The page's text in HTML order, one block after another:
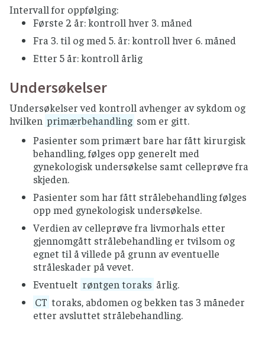
Intervall for oppfølging:
Første 2 år: kontroll hver 3. måned
Fra 3. til og med 5. år: kontroll hver 6. måned
Etter 5 år: kontroll årlig
Undersøkelser
Undersøkelser ved kontroll avhenger av sykdom og
hvilken primærbehandling som er gitt.
Pasienter som primært bare har fått kirurgisk
behandling, følges opp generelt med
gynekologisk undersøkelse samt celleprøve fra
skjeden.
Pasienter som har fått strålebehandling følges
opp med gynekologisk undersøkelse.
Verdien av celleprøve fra livmorhals etter
gjennomgått strålebehandling er tvilsom og
egnet til å villede på grunn av eventuelle
stråleskader på vevet.
Eventuelt røntgen toraks årlig.
CT toraks, abdomen og bekken tas 3 måneder
etter avsluttet strålebehandling.